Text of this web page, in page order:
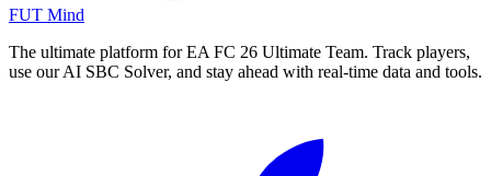
FUT Mind
The ultimate platform for EA FC 26 Ultimate Team. Track players,
use our AI SBC Solver, and stay ahead with real-time data and tools.